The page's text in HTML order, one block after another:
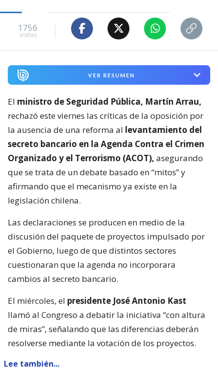
1756
visitas
VER RESUMEN
El ministro de Seguridad Pública, Martín Arrau,
rechazó este viernes las críticas de la oposición por
la ausencia de una reforma al levantamiento del
secreto bancario en la Agenda Contra el Crimen
Organizado y el Terrorismo (ACOT), asegurando
que se trata de un debate basado en “mitos” y
afirmando que el mecanismo ya existe en la
legislación chilena.
Las declaraciones se producen en medio de la
discusión del paquete de proyectos impulsado por
el Gobierno, luego de que distintos sectores
cuestionaran que la agenda no incorporara
cambios al secreto bancario.
El miércoles, el presidente José Antonio Kast
llamó al Congreso a debatir la iniciativa “con altura
de miras”, señalando que las diferencias deberán
resolverse mediante la votación de los proyectos.
Lee también...